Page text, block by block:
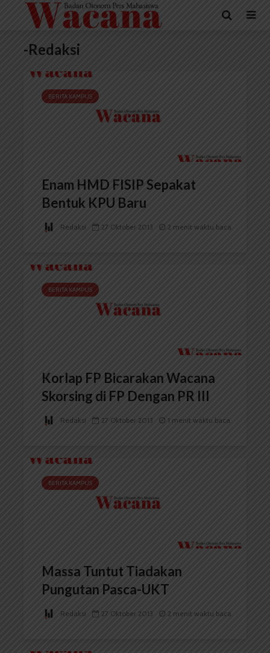
-Redaksi
BERITA KAMPUS
Enam HMD FISIP Sepakat
Bentuk KPU Baru
Redaksi 27 Oktober 2013 2 menit waktu baca
BERITA KAMPUS
Korlap FP Bicarakan Wacana
Skorsing di FP Dengan PR III
Redaksi 27 Oktober 2013 1 menit waktu baca
BERITA KAMPUS
Massa Tuntut Tiadakan
Pungutan Pasca-UKT
Redaksi 27 Oktober 2013 2 menit waktu baca